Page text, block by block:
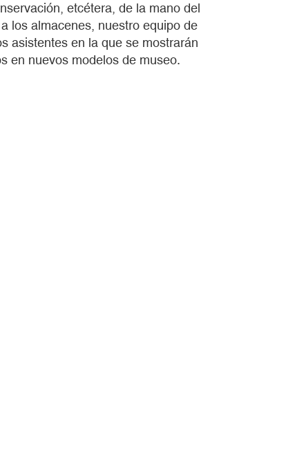
etcétera, de la mano del
los almacenes, nuestro equipo de
asistentes en la que se mostrarán
en nuevos modelos de museo.